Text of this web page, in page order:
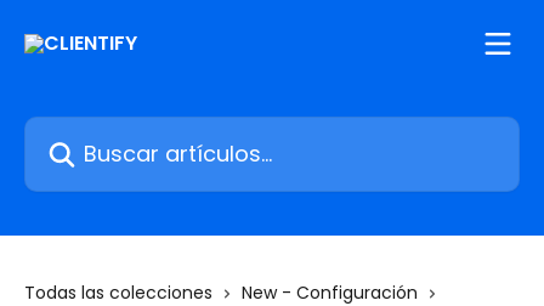
Buscar artículos...
Todas las colecciones
New - Configuración